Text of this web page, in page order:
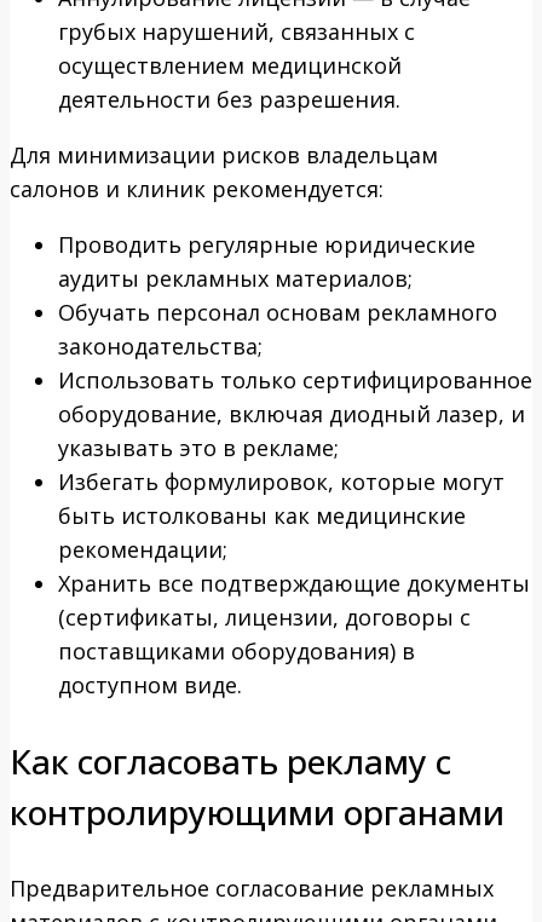
грубых нарушений, связанных с
осуществлением медицинской
деятельности без разрешения.
Для минимизации рисков владельцам
салонов и клиник рекомендуется:
Проводить регулярные юридические
аудиты рекламных материалов;
Обучать персонал основам рекламного
законодательства;
Использовать только сертифицированное
оборудование, включая диодный лазер, и
указывать это в рекламе;
Избегать формулировок, которые могут
быть истолкованы как медицинские
рекомендации;
Хранить все подтверждающие документы
(сертификаты, лицензии, договоры с
поставщиками оборудования) в
доступном виде.
Как согласовать рекламу с
контролирующими органами
Предварительное согласование рекламных